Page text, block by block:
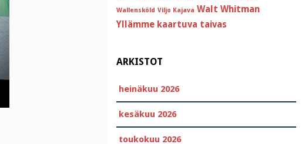
Wallensköld Viljo Kajava Walt Whitman
Yllämme kaartuva taivas
ARKISTOT
heinäkuu 2026
kesäkuu 2026
toukokuu 2026